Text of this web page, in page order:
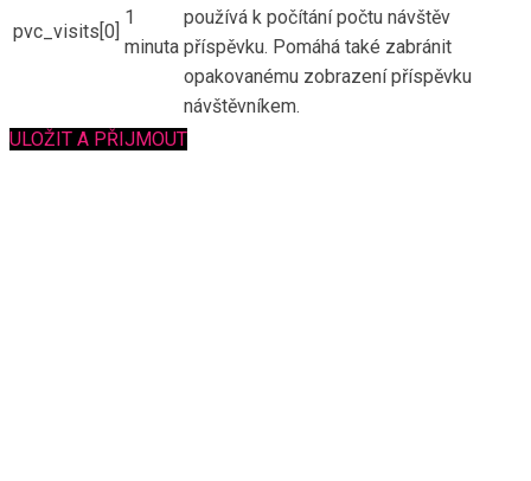
pvc_visits[0]
1
minuta
používá k počítání počtu návštěv
příspěvku. Pomáhá také zabránit
opakovanému zobrazení příspěvku
návštěvníkem.
ULOŽIT A PŘIJMOUT